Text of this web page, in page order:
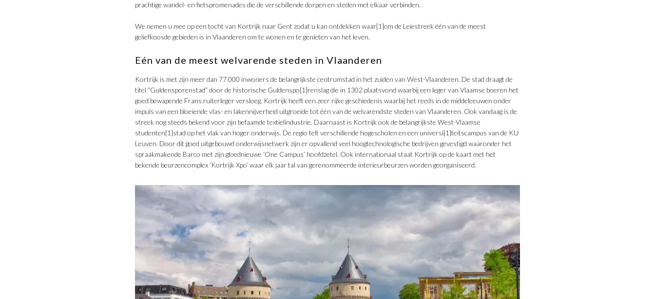
prachtige wandel- en fietspromenades die de verschillende dorpen en steden met elkaar verbinden.
We nemen u mee op een tocht van Kortrijk naar Gent zodat u kan ontdekken waar[1]om de Leiestreek één van de meest
geliefkoosde gebieden is in Vlaanderen om te wonen en te genieten van het leven.
Eén van de meest welvarende steden in Vlaanderen
Kortrijk is met zijn meer dan 77.000 inwoners de belangrijkste centrumstad in het zuiden van West-Vlaanderen. De stad draagt de
titel “Guldensporenstad” door de historische Guldenspo[1]renslag die in 1302 plaatsvond waarbij een leger van Vlaamse boeren het
goed bewapende Frans ruiterleger versloeg. Kortrijk heeft een zeer rijke geschiedenis waarbij het reeds in de middeleeuwen onder
impuls van een bloeiende vlas- en lakennijverheid uitgroeide tot één van de welvarendste steden van Vlaanderen. Ook vandaag is de
streek nog steeds bekend voor zijn befaamde textielindustrie. Daarnaast is Kortrijk ook de belangrijkste West-Vlaamse
studenten[1]stad op het vlak van hoger onderwijs. De regio telt verschillende hogescholen en een universi[1]teitscampus van de KU
Leuven. Door dit goed uitgebouwd onderwijsnetwerk zijn er opvallend veel hoogtechnologische bedrijven gevestigd waaronder het
spraakmakende Barco met zijn gloednieuwe ‘One Campus’ hoofdzetel. Ook internationaal staat Kortrijk op de kaart met het
bekende beurzencomplex ‘Kortrijk Xpo’ waar elk jaar tal van gerenommeerde interieurbeurzen worden georganiseerd.